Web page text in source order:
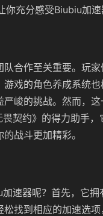
你充分感受Biubiu加速
合作至关重要。玩
戏的角色养成系统也
峻的挑战。然而，
契约》的得力助手
战斗更加精彩。
速器呢？首先，它
找到相应的加速选项